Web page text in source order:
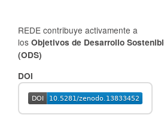
REDE contribuye activamente a
los Objetivos de Desarrollo
(ODS)
DOI